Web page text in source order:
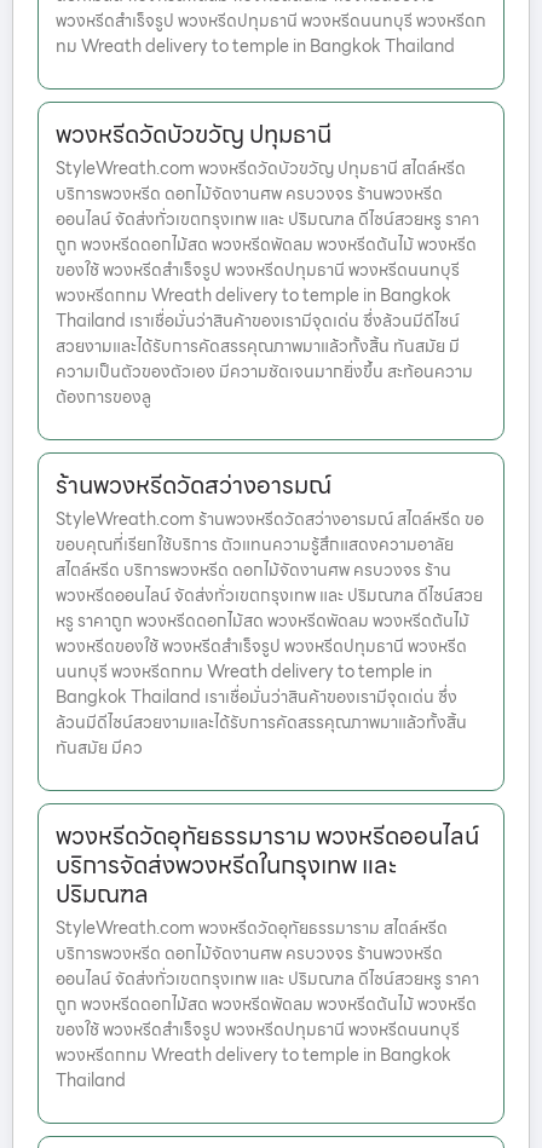
พวงหรีดสำเร็จรูป พวงหรีดปทุมธานี พวงหรีดนนทบุรี พวงหรีดก
ทม Wreath delivery to temple in Bangkok Thailand
พวงหรีดวัดบัวขวัญ ปทุมธานี
StyleWreath.com พวงหรีดวัดบัวขวัญ ปทุมธานี สไตล์หรีด
บริการพวงหรีด ดอกไม้จัดงานศพ ครบวงจร ร้านพวงหรีด
ออนไลน์ จัดส่งทั่วเขตกรุงเทพ และ ปริมณฑล ดีไซน์สวยหรู ราคา
ถูก พวงหรีดดอกไม้สด พวงหรีดพัดลม พวงหรีดต้นไม้ พวงหรีด
ของใช้ พวงหรีดสำเร็จรูป พวงหรีดปทุมธานี พวงหรีดนนทบุรี
พวงหรีดกทม Wreath delivery to temple in Bangkok
Thailand เราเชื่อมั่นว่าสินค้าของเรามีจุดเด่น ซึ่งล้วนมีดีไซน์
สวยงามและได้รับการคัดสรรคุณภาพมาแล้วทั้งสิ้น ทันสมัย มี
ความเป็นตัวของตัวเอง มีความชัดเจนมากยิ่งขึ้น สะท้อนความ
ต้องการของลู
ร้านพวงหรีดวัดสว่างอารมณ์
StyleWreath.com ร้านพวงหรีดวัดสว่างอารมณ์ สไตล์หรีด ขอ
ขอบคุณที่เรียกใช้บริการ ตัวแทนความรู้สึกแสดงความอาลัย
สไตล์หรีด บริการพวงหรีด ดอกไม้จัดงานศพ ครบวงจร ร้าน
พวงหรีดออนไลน์ จัดส่งทั่วเขตกรุงเทพ และ ปริมณฑล ดีไซน์สวย
หรู ราคาถูก พวงหรีดดอกไม้สด พวงหรีดพัดลม พวงหรีดต้นไม้
พวงหรีดของใช้ พวงหรีดสำเร็จรูป พวงหรีดปทุมธานี พวงหรีด
นนทบุรี พวงหรีดกทม Wreath delivery to temple in
Bangkok Thailand เราเชื่อมั่นว่าสินค้าของเรามีจุดเด่น ซึ่ง
ล้วนมีดีไซน์สวยงามและได้รับการคัดสรรคุณภาพมาแล้วทั้งสิ้น
ทันสมัย มีคว
พวงหรีดวัดอุทัยธรรมาราม พวงหรีดออนไลน์
บริการจัดส่งพวงหรีดในกรุงเทพ และ
ปริมณฑล
StyleWreath.com พวงหรีดวัดอุทัยธรรมาราม สไตล์หรีด
บริการพวงหรีด ดอกไม้จัดงานศพ ครบวงจร ร้านพวงหรีด
ออนไลน์ จัดส่งทั่วเขตกรุงเทพ และ ปริมณฑล ดีไซน์สวยหรู ราคา
ถูก พวงหรีดดอกไม้สด พวงหรีดพัดลม พวงหรีดต้นไม้ พวงหรีด
ของใช้ พวงหรีดสำเร็จรูป พวงหรีดปทุมธานี พวงหรีดนนทบุรี
พวงหรีดกทม Wreath delivery to temple in Bangkok
Thailand